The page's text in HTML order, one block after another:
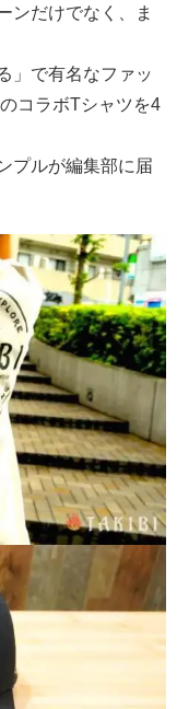
ンだけでなく、ま
」で有名なファッ
コラボTシャツを4
プルが編集部に届